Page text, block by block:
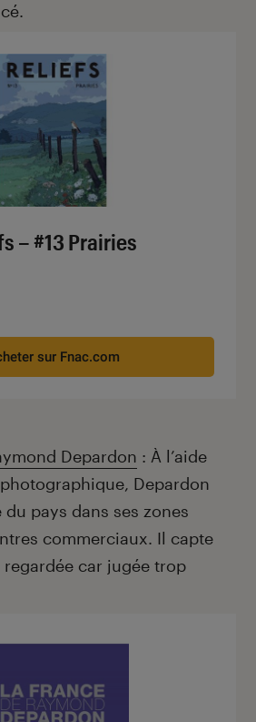
– #13 Prairies
sur Fnac.com
Depardon : À l’aide
Depardon
du pays dans ses zones
commerciaux. Il capte
regardée car jugée trop